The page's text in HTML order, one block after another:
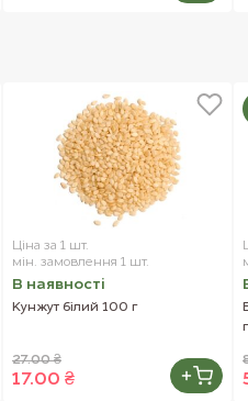
Ціна за 1 шт.
мін. замовлення 1 шт.
В наявностi
Кунжут білий 100 г
27.00 ₴
17.00 ₴